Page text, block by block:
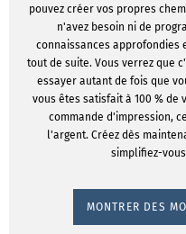
pouvez créer vos propres
n'avez besoin ni de
connaissances approfondies
tout de suite. Vous verrez que
essayer autant de fois que
vous êtes satisfait à 100 % de
commande d'impression,
l'argent. Créez dès
simplifiez-
MONTRER DES